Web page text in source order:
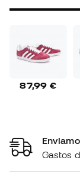
87,99 €
Gastos